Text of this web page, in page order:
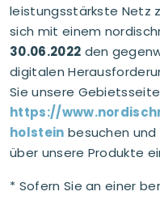
leistungsstärkste Netz
sich mit einem
30.06.2022 den
digitalen
Sie unsere
https://
holstein besuchen
über unsere Produkte
* Sofern Sie an einer